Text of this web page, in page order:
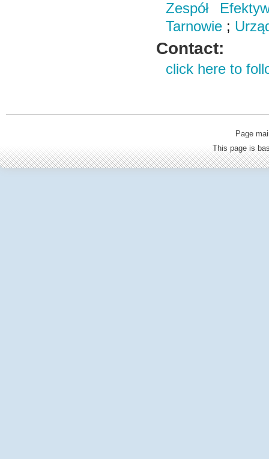
Zespół
Tarnowie ;
Contact:
click here to
Page
This page is